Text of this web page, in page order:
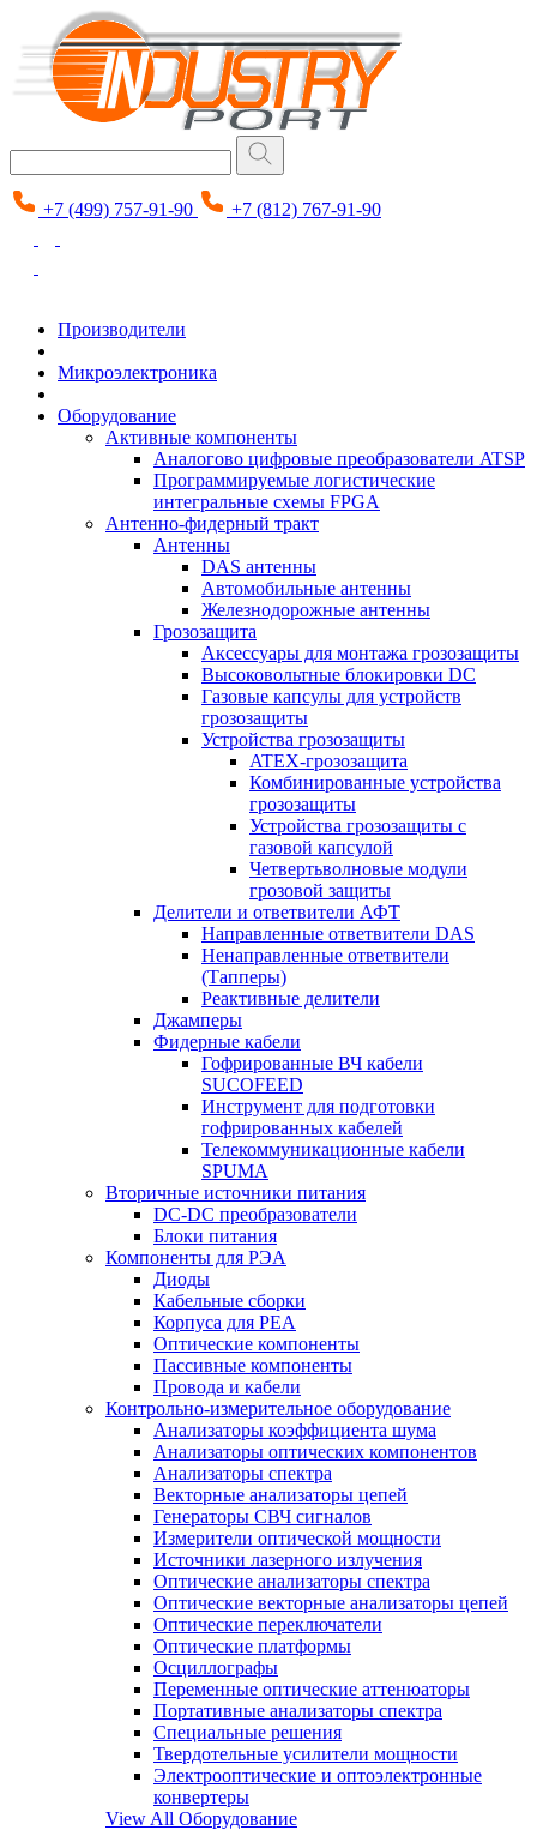
+7 (499) 757-91-90 +7 (812) 767-91-90
Производители
Микроэлектроника
Оборудование
Активные компоненты
Аналогово цифровые преобразователи ATSP
Программируемые логистические
интегральные схемы FPGA
Антенно-фидерный тракт
Антенны
DAS антенны
Автомобильные антенны
Железнодорожные антенны
Грозозащита
Аксессуары для монтажа грозозащиты
Высоковольтные блокировки DC
Газовые капсулы для устройств
грозозащиты
Устройства грозозащиты
ATEX-грозозащита
Комбинированные устройства
грозозащиты
Устройства грозозащиты с
газовой капсулой
Четвертьволновые модули
грозовой защиты
Делители и ответвители АФТ
Направленные ответвители DAS
Ненаправленные ответвители
(Тапперы)
Реактивные делители
Джамперы
Фидерные кабели
Гофрированные ВЧ кабели
SUCOFEED
Инструмент для подготовки
гофрированных кабелей
Телекоммуникационные кабели
SPUMA
Вторичные источники питания
DC-DC преобразователи
Блоки питания
Компоненты для РЭА
Диоды
Кабельные сборки
Корпуса для РЕА
Оптические компоненты
Пассивные компоненты
Провода и кабели
Контрольно-измерительное оборудование
Анализаторы коэффициента шума
Анализаторы оптических компонентов
Анализаторы спектра
Векторные анализаторы цепей
Генераторы СВЧ сигналов
Измерители оптической мощности
Источники лазерного излучения
Оптические анализаторы спектра
Оптические векторные анализаторы цепей
Оптические переключатели
Оптические платформы
Осциллографы
Переменные оптические аттенюаторы
Портативные анализаторы спектра
Специальные решения
Твердотельные усилители мощности
Электрооптические и оптоэлектронные
конвертеры
View All Оборудование